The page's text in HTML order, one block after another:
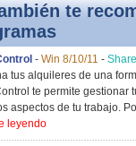
te
- Win 8/10/11 -
tus alquileres de una
te permite gestionar
aspectos de tu trabajo.
leyendo